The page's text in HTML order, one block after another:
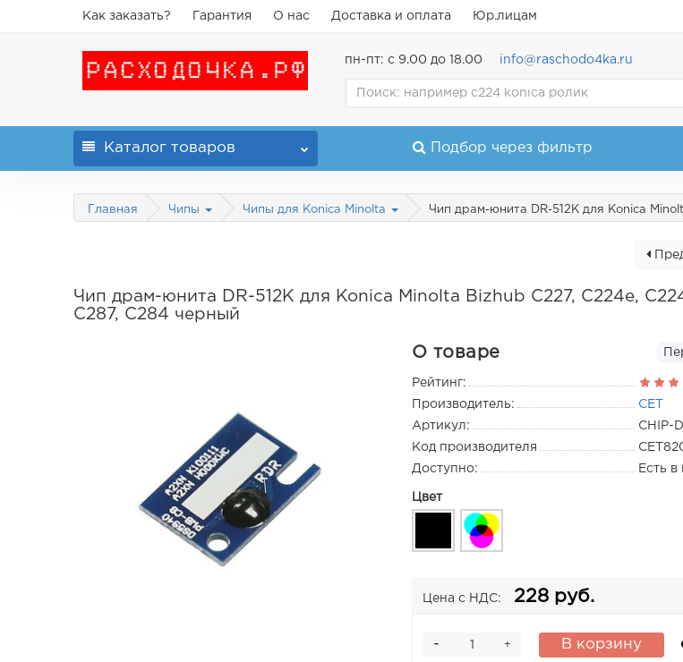
Как заказать? Гарантия О нас Доставка и оплата Юр.лицам
пн-пт: с 9.00 до 18.00 info@raschodo4ka.ru
Каталог товаров Подбор через фильтр
Главная Чипы Чипы для Konica Minolta Чип драм-юнита DR-512K для Konica
Чип драм-юнита DR-512K для Konica Minolta Bizhub C227, C224e,
C287, C284 черный
О товаре
Рейтинг:
Производитель:
CET
Артикул:
CHIP-
Код производителя
Доступно:
Есть в
Цвет
Цена с НДС: 228 руб.
+
- В корзину